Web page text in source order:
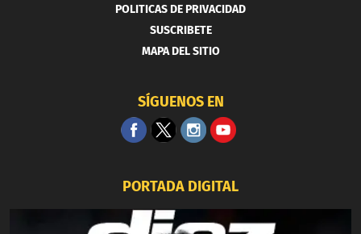
POLITICAS DE PRIVACIDAD
SUSCRIBETE
MAPA DEL SITIO
SÍGUENOS EN
PORTADA DIGITAL